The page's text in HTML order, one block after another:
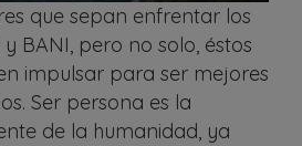
que sepan enfrentar los
BANI, pero no solo, éstos
impulsar para ser mejores
Ser persona es la
de la humanidad, ya